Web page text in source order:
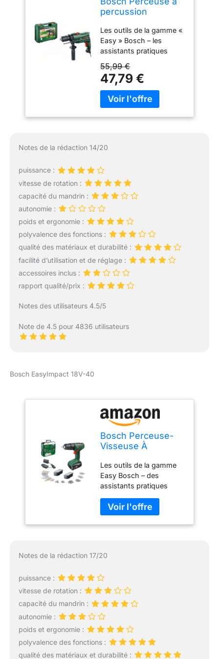
percussion
EasyImpact 600
(600 W, dans
coffret de
transport)
Les outils de la gamme «
Easy » Bosch – les
assistants pratiques
quotidien Outil compact,
léger et ergonomique
pour un maniement facile
et perçage sans effort
Fonction Electronic
automatiquement la
vitesse via la gâchette
lors des perçages
Mandrin automatique
double bague pour des
changements de foret
faciles et rapides Livré
avec : EasyImpact 600,
coffret de transport
55,99 €
47,79 €
Notes de la rédaction 14/20
puissance :
vitesse de rotation :
capacité du mandrin :
autonomie :
poids et ergonomie :
polyvalence des fonctions :
qualité des matériaux et durabilité :
facilité d’utilisation et de réglage :
accessoires inclus :
rapport qualité/prix :
Notes des utilisateurs 4.5/5
Note de 4.5 pour 4836 utilisateurs
Bosch EasyImpact 18V-40
Bosch Perceuse-
Visseuse À
- Easyimpact 18V-
40 (Vissage,
Perçage Dans Le
Bois, Métal Ou
Plastique ; Perçage
Avec Percussion
Dans La
1.5 Ah)
Les outils de la gamme
Easy Bosch – des
assistants pratiques
quotidien Mandrin
polyvalent à action
rapide de 13 mm : pour le
Engrenage 2 vitesses et
présélection de couple :
pour une puissance et
une vitesse optimales
adaptées à chaque
utilisation Usage
universel dans divers
matériaux : la perceuse
sans fil peut être utilisée
Notes de la rédaction 17/20
puissance :
vitesse de rotation :
capacité du mandrin :
autonomie :
poids et ergonomie :
polyvalence des fonctions :
qualité des matériaux et durabilité :